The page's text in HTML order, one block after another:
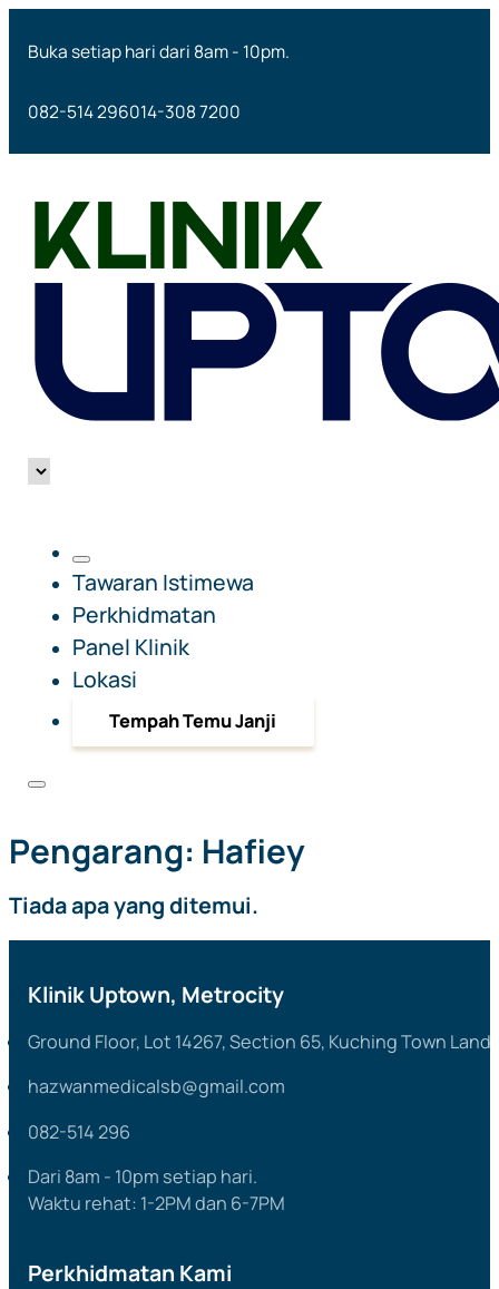
Buka setiap hari dari 8am - 10pm.
082-514 296014-308 7200
Tawaran Istimewa
Perkhidmatan
Panel Klinik
Lokasi
Tempah Temu Janji
Pengarang: Hafiey
Tiada apa yang ditemui.
Klinik Uptown, Metrocity
Ground Floor, Lot 14267, Section 65, Kuching Town
hazwanmedicalsb@gmail.com
082-514 296
Dari 8am - 10pm setiap hari.
Waktu rehat: 1-2PM dan 6-7PM
Perkhidmatan Kami